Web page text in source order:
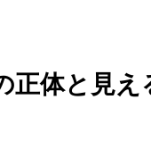
正体と見え